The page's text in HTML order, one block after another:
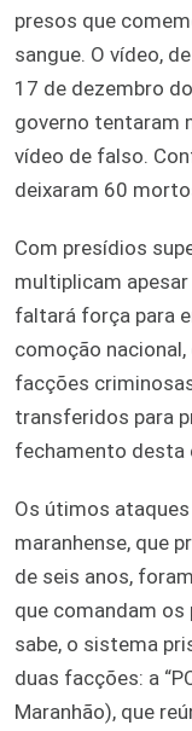
presos que
sangue. O vídeo,
17 de dezembro
governo tentaram
vídeo de falso.
deixaram 60
Com presídios
multiplicam
faltará força para
comoção
facções
transferidos para
fechamento desta
Os útimos
maranhense, que
de seis anos,
que comandam
sabe, o sistema
duas facções: a
Maranhão), que